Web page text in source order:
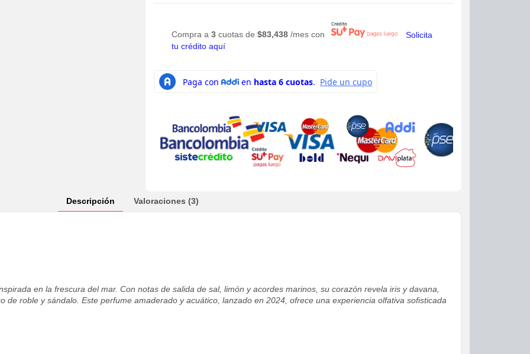
Compra a3 cuotas de$83,438 /mes con
Solicita
tu crédito aquí
Descripción Valoraciones (3)
en la frescura del mar. Con notas de salida de sal, limón y acordes marinos, su corazón revela iris y davana,
de roble y sándalo. Este perfume amaderado y acuático, lanzado en 2024, ofrece una experiencia olfativa sofisticada